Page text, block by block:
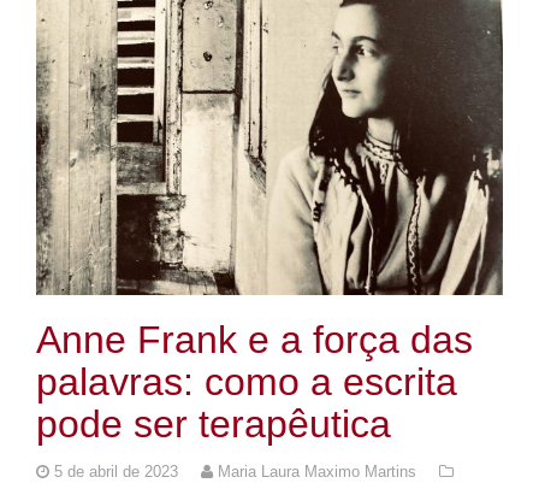
Anne Frank e a força das
palavras: como a escrita
pode ser terapêutica
5 de abril de 2023
Maria Laura Maximo Martins